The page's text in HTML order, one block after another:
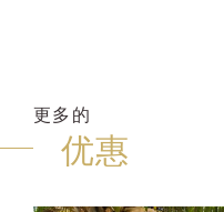
更多的
优惠